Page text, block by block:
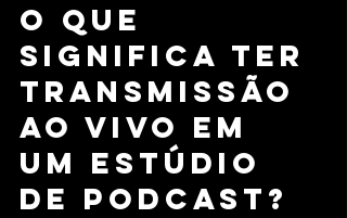
O que
significa ter
transmissão
ao vivo em
um estúdio
de podcast?